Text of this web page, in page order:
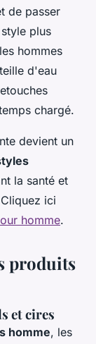
de passer
plus
hommes
d'eau
chargé.
devient un
la santé et
ici
homme.
produits
et cires
homme, les